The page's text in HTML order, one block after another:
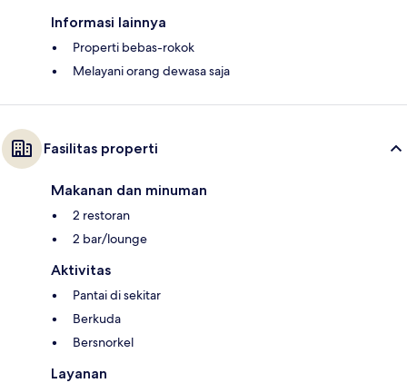
Informasi lainnya
Properti bebas-rokok
Melayani orang dewasa saja
Fasilitas properti
Makanan dan minuman
2 restoran
2 bar/lounge
Aktivitas
Pantai di sekitar
Berkuda
Bersnorkel
Layanan